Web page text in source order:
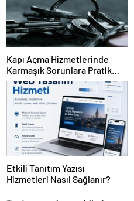
Kapı Açma Hizmetlerinde
Karmaşık Sorunlara Pratik
Çözümler
Etkili Tanıtım Yazısı
Hizmetleri Nasıl Sağlanır?